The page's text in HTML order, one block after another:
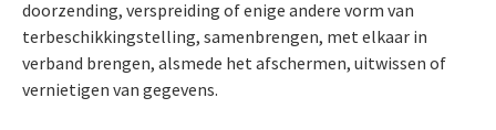
doorzending, verspreiding of enige andere vorm van
terbeschikkingstelling, samenbrengen, met elkaar in
verband brengen, alsmede het afschermen, uitwissen of
vernietigen van gegevens.